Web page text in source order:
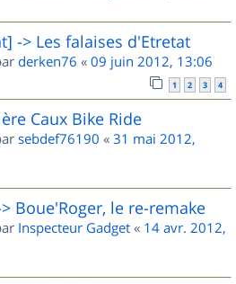
-> Les falaises d'Etretat
derken76 « 09 juin 2012, 13:06
1 2 3 4
Caux Bike Ride
sebdef76190 « 31 mai 2012,
Boue'Roger, le re-remake
Inspecteur Gadget « 14 avr. 2012,